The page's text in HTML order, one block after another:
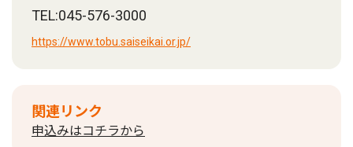
TEL:045-576-3000
https://www.tobu.saiseikai.or.jp/
関連リンク
申込みはコチラから